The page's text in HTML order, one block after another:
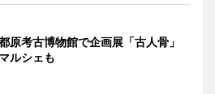
原考古博物館で企画展「古人骨」
ルシェも